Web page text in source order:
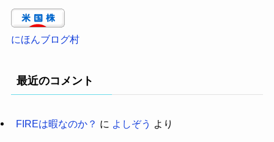
にほんブログ村
最近のコメント
FIREは暇なのか？ に よしぞう より